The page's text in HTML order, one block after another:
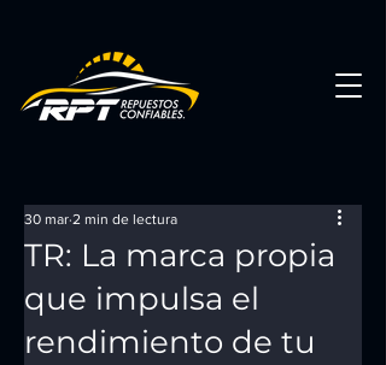
TR: La marca propia
que impulsa el
rendimiento de tu
30 mar 2 min de lectura